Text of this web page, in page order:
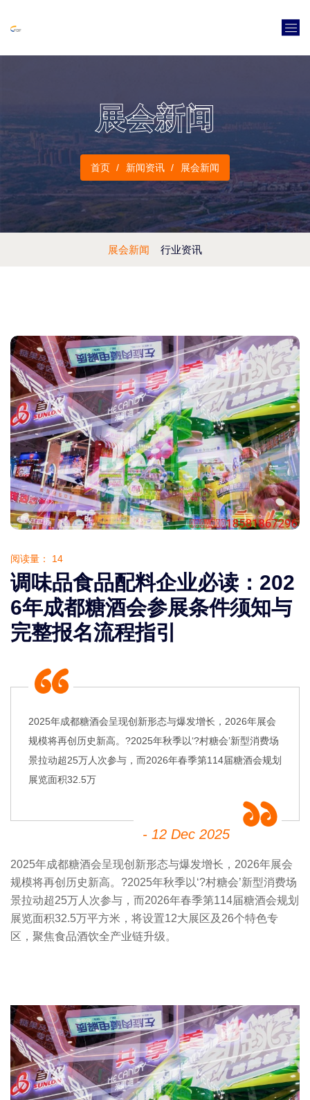
展会新闻
首页 新闻资讯 展会新闻
展会新闻 行业资讯
阅读量： 14
调味品食品配料企业必读：202
6年成都糖酒会参展条件须知与
完整报名流程指引
2025年成都糖酒会呈现创新形态与爆发增长，2026年展会
规模将再创历史新高。?2025年秋季以‘?村糖会’新型消费场
景拉动超25万人次参与，而2026年春季第114届糖酒会规划
展览面积32.5万
- 12 Dec 2025
2025年成都糖酒会呈现创新形态与爆发增长，2026年展会
规模将再创历史新高。?2025年秋季以‘?村糖会’新型消费场
景拉动超25万人次参与，而2026年春季第114届糖酒会规划
展览面积32.5万平方米，将设置12大展区及26个特色专
区，聚焦食品酒饮全产业链升级。